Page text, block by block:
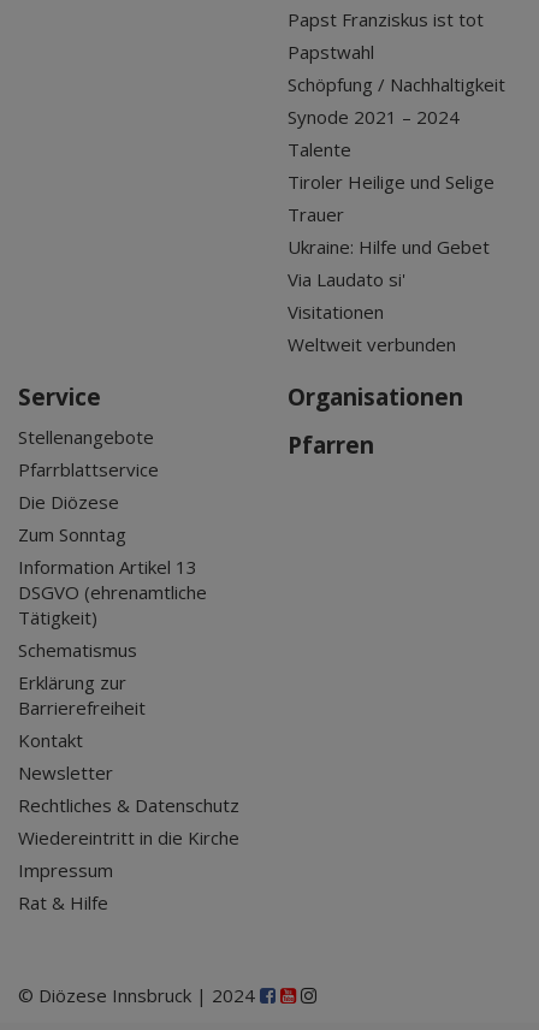
Papst Franziskus ist tot
Papstwahl
Schöpfung / Nachhaltigkeit
Synode 2021 – 2024
Talente
Tiroler Heilige und Selige
Trauer
Ukraine: Hilfe und Gebet
Via Laudato si'
Visitationen
Weltweit verbunden
Service
Stellenangebote
Pfarrblattservice
Die Diözese
Zum Sonntag
Information Artikel 13
DSGVO (ehrenamtliche
Tätigkeit)
Schematismus
Erklärung zur
Barrierefreiheit
Kontakt
Newsletter
Rechtliches & Datenschutz
Wiedereintritt in die Kirche
Impressum
Rat & Hilfe
Organisationen
Pfarren
© Diözese Innsbruck | 2024